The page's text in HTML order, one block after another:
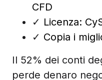
CFD
✓ Licenza:
✓ Copia i
Il 52% dei conti
perde denaro